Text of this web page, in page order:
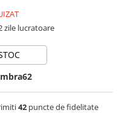
zile lucratoare
42puncte de fidelitate